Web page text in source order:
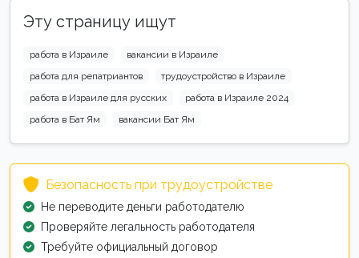
Эту страницу ищут
работа в Израиле
вакансии в Израиле
работа для репатриантов
трудоустройство в Израиле
работа в Израиле для русских
работа в Израиле 2024
работа в Бат Ям
вакансии Бат Ям
Безопасность при трудоустройстве
Не переводите деньги работодателю
Проверяйте легальность работодателя
Требуйте официальный договор